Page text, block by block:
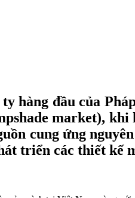
hàng đầu của
market), khi
cung ứng
triển các thiết kế